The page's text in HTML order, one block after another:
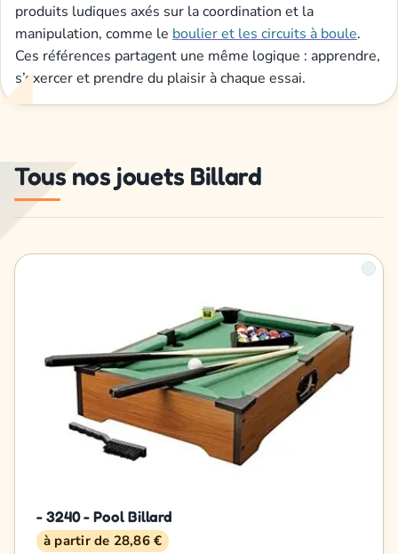
produits ludiques axés sur la coordination et la
manipulation, comme le boulier et les circuits à boule.
Ces références partagent une même logique : apprendre,
s’exercer et prendre du plaisir à chaque essai.
Tous nos jouets Billard
- 3240 - Pool Billard
à partir de 28,86 €